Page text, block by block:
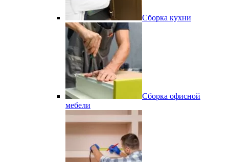
Сборка кухни
Сборка офисной
мебели